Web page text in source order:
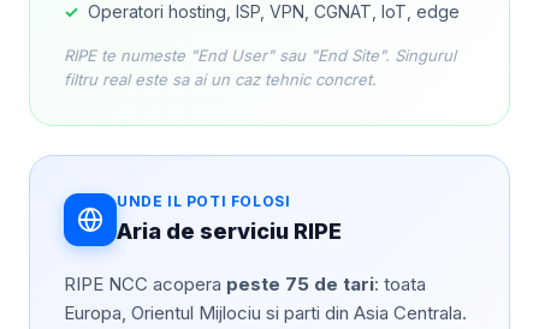
✓ Operatori hosting, ISP, VPN, CGNAT, IoT, edge
RIPE te numeste "End User" sau "End Site". Singurul
filtru real este sa ai un caz tehnic concret.
UNDE IL POTI FOLOSI
Aria de serviciu RIPE
RIPE NCC acopera peste 75 de tari: toata
Europa, Orientul Mijlociu si parti din Asia Centrala.